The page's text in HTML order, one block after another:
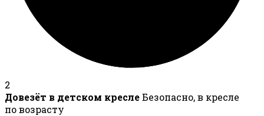
2
Довезёт в детском креслеБезопасно, в кресле
по возрасту